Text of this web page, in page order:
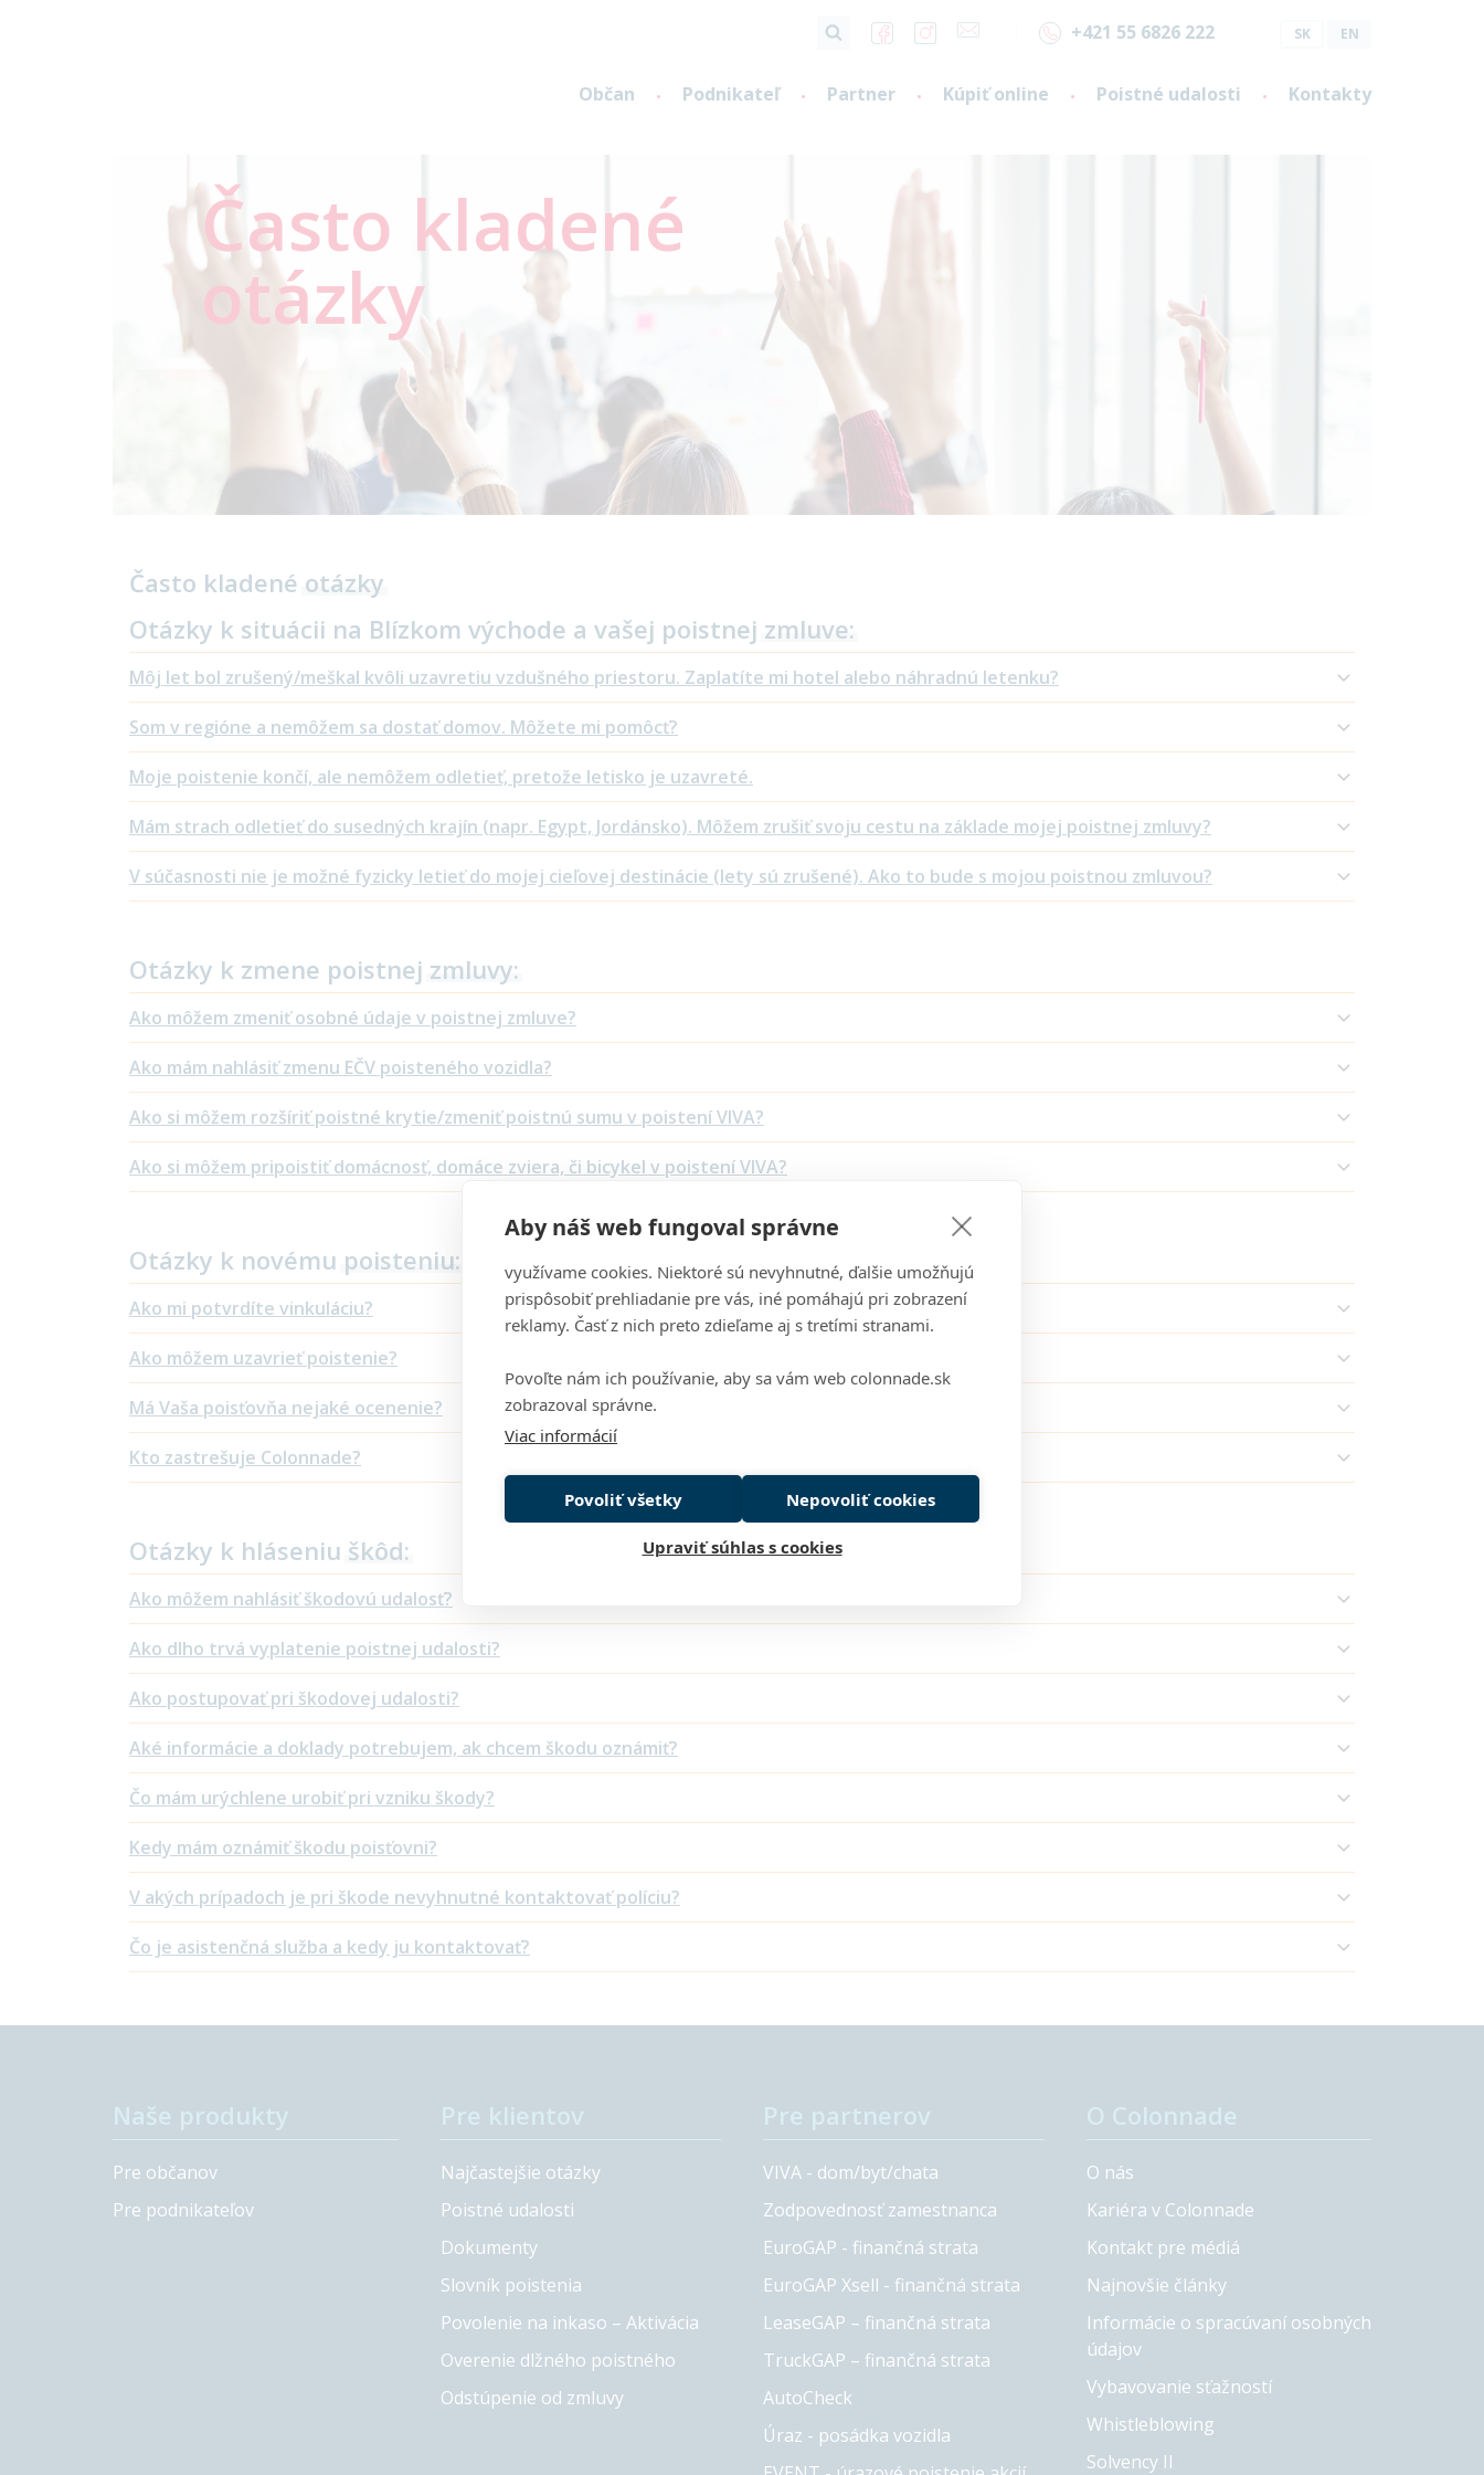
+421 55 6826 222 SK EN
Občan Podnikateľ Partner Kúpiť online Poistné udalosti Kontakty
Často kladené
otázky
Často kladené otázky
Otázky k situácii na Blízkom východe a vašej poistnej zmluve:
Môj let bol zrušený/meškal kvôli uzavretiu vzdušného priestoru. Zaplatíte mi hotel alebo náhradnú letenku?
Som v regióne a nemôžem sa dostať domov. Môžete mi pomôcť?
Moje poistenie končí, ale nemôžem odletieť, pretože letisko je uzavreté.
Mám strach odletieť do susedných krajín (napr. Egypt, Jordánsko). Môžem zrušiť svoju cestu na základe mojej poistnej zmluvy?
V súčasnosti nie je možné fyzicky letieť do mojej cieľovej destinácie (lety sú zrušené). Ako to bude s mojou poistnou zmluvou?
Otázky k zmene poistnej zmluvy:
Ako môžem zmeniť osobné údaje v poistnej zmluve?
Ako mám nahlásiť zmenu EČV poisteného vozidla?
Ako si môžem rozšíriť poistné krytie/zmeniť poistnú sumu v poistení VIVA?
Ako si môžem pripoistiť domácnosť, domáce zviera, či bicykel v poistení VIVA?
Otázky k novému poisteniu:
Ako mi potvrdíte vinkuláciu?
Ako môžem uzavrieť poistenie?
Má Vaša poisťovňa nejaké ocenenie?
Kto zastrešuje Colonnade?
Otázky k hláseniu škôd:
Ako môžem nahlásiť škodovú udalosť?
Ako dlho trvá vyplatenie poistnej udalosti?
Ako postupovať pri škodovej udalosti?
Aké informácie a doklady potrebujem, ak chcem škodu oznámiť?
Čo mám urýchlene urobiť pri vzniku škody?
Kedy mám oznámiť škodu poisťovni?
V akých prípadoch je pri škode nevyhnutné kontaktovať políciu?
Čo je asistenčná služba a kedy ju kontaktovať?
Pre občanov
Pre podnikateľov
Najčastejšie otázky
Poistné udalosti
Dokumenty
Slovník poistenia
Povolenie na inkaso – Aktivácia
Overenie dlžného poistného
Odstúpenie od zmluvy
VIVA - dom/byt/chata
Zodpovednosť zamestnanca
EuroGAP - finančná strata
EuroGAP Xsell - finančná strata
LeaseGAP – finančná strata
TruckGAP – finančná strata
AutoCheck
Úraz - posádka vozidla
O nás
Kariéra v Colonnade
Kontakt pre médiá
Najnovšie články
Informácie o spracúvaní osobných
údajov
Vybavovanie sťažností
Whistleblowing
Solvency II
Aby náš web fungoval správne
využívame cookies. Niektoré sú nevyhnutné, ďalšie umožňujú
prispôsobiť prehliadanie pre vás, iné pomáhajú pri zobrazení
reklamy. Časť z nich preto zdieľame aj s tretími stranami.
Povoľte nám ich používanie, aby sa vám web colonnade.sk
zobrazoval správne.
Viac informácií
Povoliť všetky Nepovoliť cookies
Upraviť súhlas s cookies